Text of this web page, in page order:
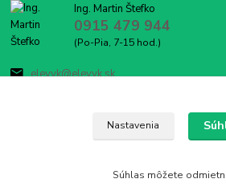
Ing. Martin Štefko
0915 479 944
(Po-Pia, 7-15 hod.)
elevyk@elevyk.sk
Nastavenia
Súhlas môžete